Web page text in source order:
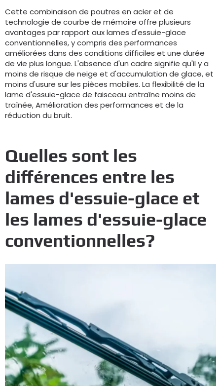
Cette combinaison de poutres en acier et de
technologie de courbe de mémoire offre plusieurs
avantages par rapport aux lames d'essuie-glace
conventionnelles, y compris des performances
améliorées dans des conditions difficiles et une durée
de vie plus longue. L'absence d'un cadre signifie qu'il y a
moins de risque de neige et d'accumulation de glace, et
moins d'usure sur les pièces mobiles. La flexibilité de la
lame d'essuie-glace de faisceau entraîne moins de
traînée, Amélioration des performances et de la
réduction du bruit.
Quelles sont les
différences entre les
lames d'essuie-glace et
les lames d'essuie-glace
conventionnelles?